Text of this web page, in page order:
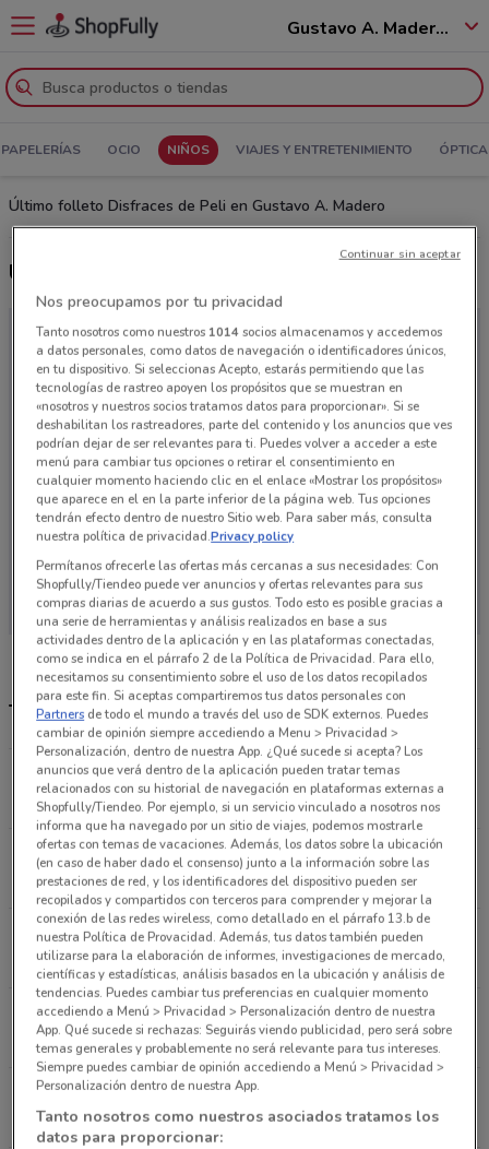
Gustavo A. Madero - 07250
OCIO NIÑOS VIAJES Y ENTRETENIMIENTO
Último folleto Disfraces de Peli en Gustavo A. Madero
Últimas ofertas Disfraces de Peli
En este momento no hay ofertas vigentes
Tiendas Disfraces de Peli más cercanas
Tres Picos No. 102 Miguel Hidalgo
3.8 km
Av. de los Bosques 234 Huixquilucan De Degollado
9.1 km
CERRADO
Periférico Sur No. 4268 Ciudad De México
9.5 km
CERRADO
Av. San Jeronimo Álvaro Obregón (cdmx)
10.6 km
CERRADO
Av. Vasco de Quiroga 3800 Ciudad De México
11.6 km
CERRADO
Nos preocupamos por tu privacidad
Tanto nosotros como nuestros 1014socios almacenamos y accedemos
a datos personales, como datos de navegación o identificadores únicos,
en tu dispositivo. Si seleccionas Acepto, estarás permitiendo que las
tecnologías de rastreo apoyen los propósitos que se muestran en
«nosotros y nuestros socios tratamos datos para proporcionar». Si se
deshabilitan los rastreadores, parte del contenido y los anuncios que ves
podrían dejar de ser relevantes para ti. Puedes volver a acceder a este
menú para cambiar tus opciones o retirar el consentimiento en
cualquier momento haciendo clic en el enlace «Mostrar los propósitos»
que aparece en el en la parte inferior de la página web. Tus opciones
tendrán efecto dentro de nuestro Sitio web. Para saber más, consulta
nuestra política de privacidad.Privacy policy
Permítanos ofrecerle las ofertas más cercanas a sus necesidades: Con
Shopfully/Tiendeo puede ver anuncios y ofertas relevantes para sus
compras diarias de acuerdo a sus gustos. Todo esto es posible gracias a
una serie de herramientas y análisis realizados en base a sus
actividades dentro de la aplicación y en las plataformas conectadas,
como se indica en el párrafo 2 de la Política de Privacidad. Para ello,
necesitamos su consentimiento sobre el uso de los datos recopilados
para este fin. Si aceptas compartiremos tus datos personales con
Partners de todo el mundo a través del uso de SDK externos. Puedes
cambiar de opinión siempre accediendo a Menu > Privacidad >
Personalización, dentro de nuestra App. ¿Qué sucede si acepta? Los
anuncios que verá dentro de la aplicación pueden tratar temas
relacionados con su historial de navegación en plataformas externas a
Shopfully/Tiendeo. Por ejemplo, si un servicio vinculado a nosotros nos
informa que ha navegado por un sitio de viajes, podemos mostrarle
ofertas con temas de vacaciones. Además, los datos sobre la ubicación
(en caso de haber dado el consenso) junto a la información sobre las
prestaciones de red, y los identificadores del dispositivo pueden ser
recopilados y compartidos con terceros para comprender y mejorar la
conexión de las redes wireless, como detallado en el párrafo 13.b de
nuestra Política de Provacidad. Además, tus datos también pueden
utilizarse para la elaboración de informes, investigaciones de mercado,
científicas y estadísticas, análisis basados en la ubicación y análisis de
tendencias. Puedes cambiar tus preferencias en cualquier momento
accediendo a Menú > Privacidad > Personalización dentro de nuestra
App. Qué sucede si rechazas: Seguirás viendo publicidad, pero será sobre
temas generales y probablemente no será relevante para tus intereses.
Siempre puedes cambiar de opinión accediendo a Menú > Privacidad >
Personalización dentro de nuestra App.
Tanto nosotros como nuestros asociados tratamos los
datos para proporcionar:
Continuar sin aceptar